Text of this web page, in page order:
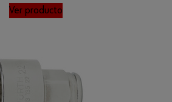
Ver producto